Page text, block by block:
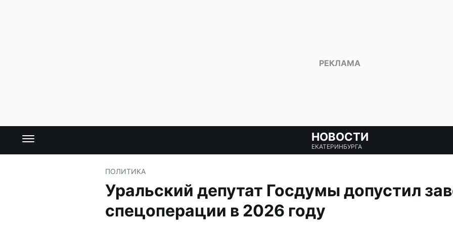
НОВОСТИ
ЕКАТЕРИНБУРГА
ПОЛИТИКА
Уральский депутат Госдумы допустил
спецоперации в 2026 году